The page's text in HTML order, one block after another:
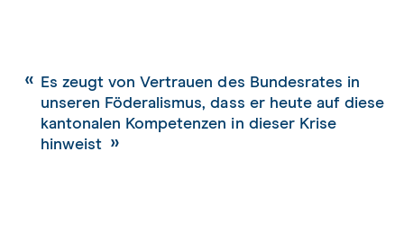
Es zeugt von Vertrauen des Bundesrates in
unseren Föderalismus, dass er heute auf diese
kantonalen Kompetenzen in dieser Krise
hinweist